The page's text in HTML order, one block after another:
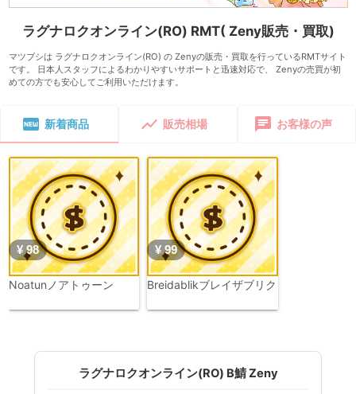
ラグナロクオンライン(RO) RMT( Zeny販売・買取)
マツブシは ラグナロクオンライン(RO) の Zenyの販売・買取を行っているRMTサイト
です。 日本人スタッフによるわかりやすいサポートと迅速対応で、 Zenyの売買が初
めての方でも安心してご利用いただけます。
fiber_new 新着商品 show_chart 販売相場 chat お客様の声
¥ 98
Noatunノアトゥーン
¥ 99
Breidablikブレイザブリク
ラグナロクオンライン(RO) B鯖 Zeny